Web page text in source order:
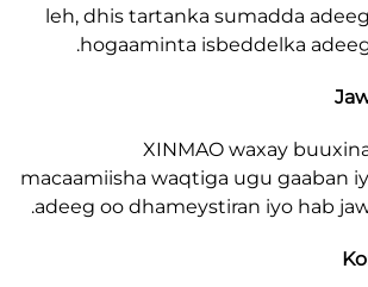
leh, dhis tartanka
hogaaminta
XINMAO
macaamiisha waqtiga ugu
adeeg oo dhameystiran